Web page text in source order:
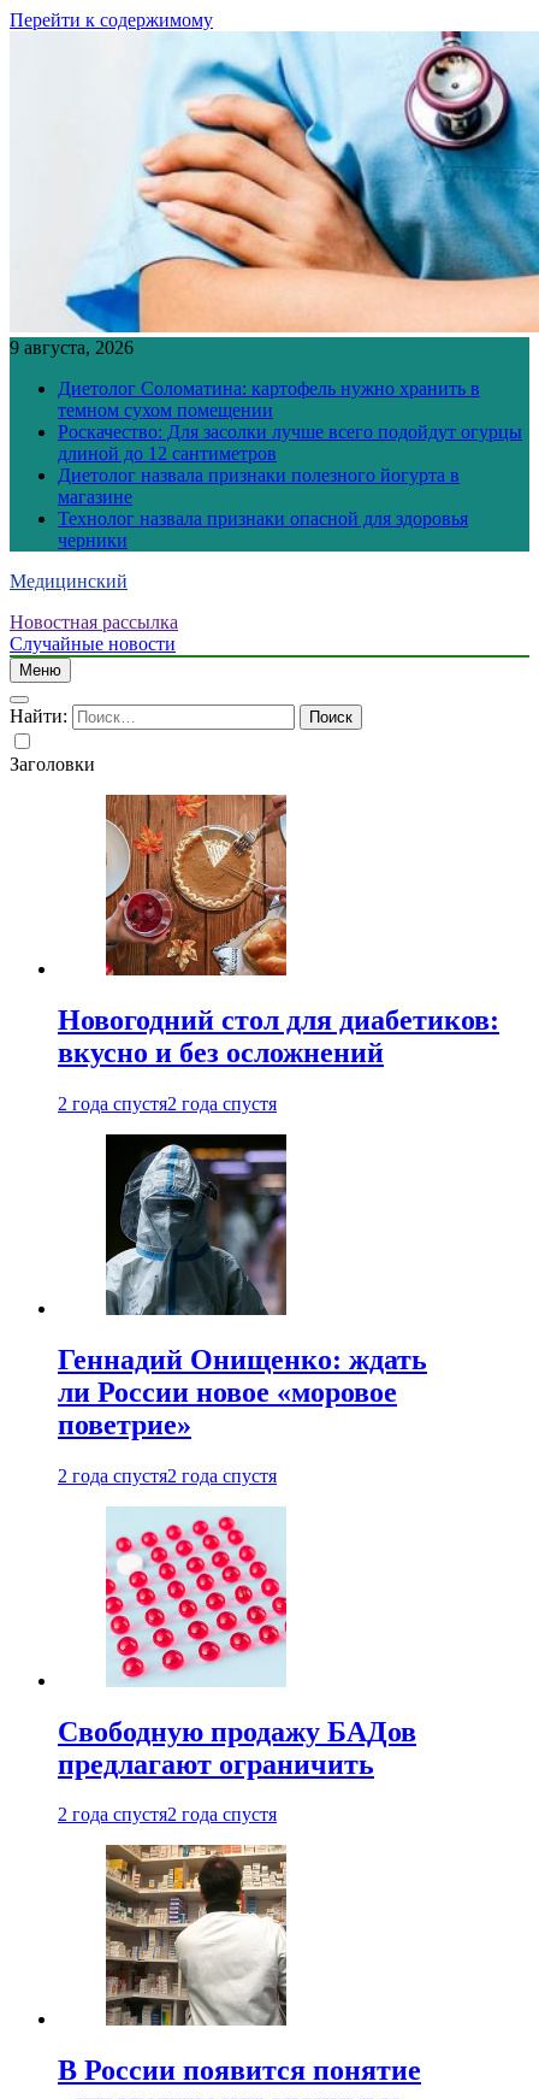
Перейти к содержимому
9 августа, 2026
Диетолог Соломатина: картофель нужно хранить в
темном сухом помещении
Роскачество: Для засолки лучше всего подойдут огурцы
длиной до 12 сантиметров
Диетолог назвала признаки полезного йогурта в
магазине
Технолог назвала признаки опасной для здоровья
черники
Медицинский
Новостная рассылка
Случайные новости
Меню
Найти:
Заголовки
Новогодний стол для диабетиков:
вкусно и без осложнений
2 года спустя2 года спустя
Геннадий Онищенко: ждать
ли России новое «моровое
поветрие»
2 года спустя2 года спустя
Свободную продажу БАДов
предлагают ограничить
2 года спустя2 года спустя
В России появится понятие